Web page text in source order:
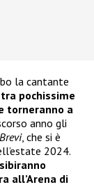
la cantante
tra pochissime
torneranno a
anno gli
, che si è
2024.
all’Arena di